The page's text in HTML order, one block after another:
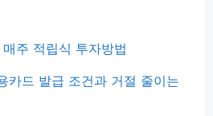
주 적립식 투자방법
카드 발급 조건과 거절 줄이는